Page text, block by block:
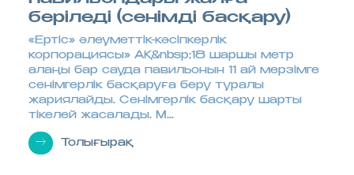
беріледі (сенімді басқару)
«Ертіс» әлеуметтік-кәсіпкерлік
корпорациясы» АҚ&nbsp;18 шаршы метр
алаңы бар сауда павильонын 11 ай мерзімге
сенімгерлік басқаруға беру туралы
жариялайды. Сенімгерлік басқару шарты
тікелей жасалады. М...
Толығырақ